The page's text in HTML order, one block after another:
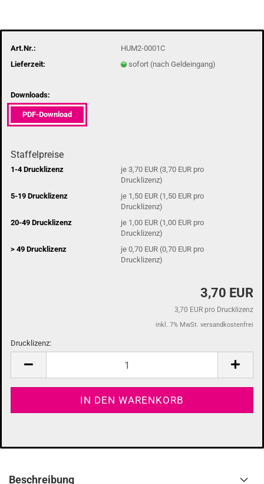
Art.Nr.:
HUM2-0001C
Lieferzeit:
sofort (nach Geldeingang)
Downloads:
PDF-Download
Staffelpreise
1-4 Drucklizenz
je 3,70 EUR (3,70 EUR pro
Drucklizenz)
5-19 Drucklizenz
je 1,50 EUR (1,50 EUR pro
Drucklizenz)
20-49 Drucklizenz
je 1,00 EUR (1,00 EUR pro
Drucklizenz)
> 49 Drucklizenz
je 0,70 EUR (0,70 EUR pro
Drucklizenz)
3,70 EUR
3,70 EUR pro Drucklizenz
inkl. 7% MwSt. versandkostenfrei
Drucklizenz:
Beschreibung